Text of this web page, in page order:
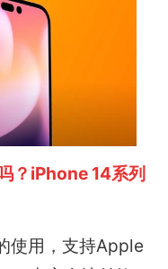
？iPhone 14系列
使用，支持Apple